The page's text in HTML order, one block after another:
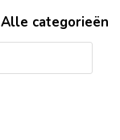
Alle categorieën